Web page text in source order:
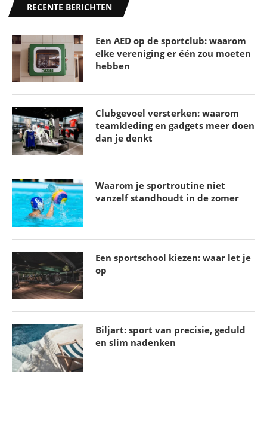
RECENTE BERICHTEN
Een AED op de sportclub: waarom
elke vereniging er één zou moeten
hebben
Clubgevoel versterken: waarom
teamkleding en gadgets meer doen
dan je denkt
Waarom je sportroutine niet
vanzelf standhoudt in de zomer
Een sportschool kiezen: waar let je
op
Biljart: sport van precisie, geduld
en slim nadenken